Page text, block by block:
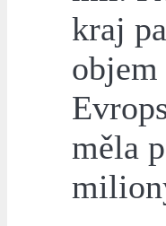
kraj
měla